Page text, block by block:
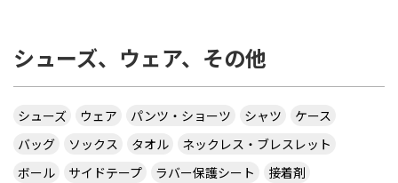
シューズ、ウェア、その他
シューズ ウェア パンツ・ショーツ シャツ
ケース
バッグ
ソックス タオル
ネックレス・ブレスレット
ボール
サイドテープ ラバー保護シート
接着剤